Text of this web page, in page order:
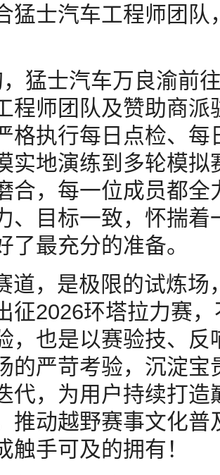
猛士汽车工程师团
猛士汽车万良渝前
程师团队及赞助商
格执行每日点检、
实地演练到多轮模
合，每一位成员都
、目标一致，怀揣
了最充分的准备。
道，是极限的试炼
征2026环塔拉力赛
，也是以赛验技、
的严苛考验，沉淀
代，为用户持续打
推动越野赛事文化
触手可及的拥有！